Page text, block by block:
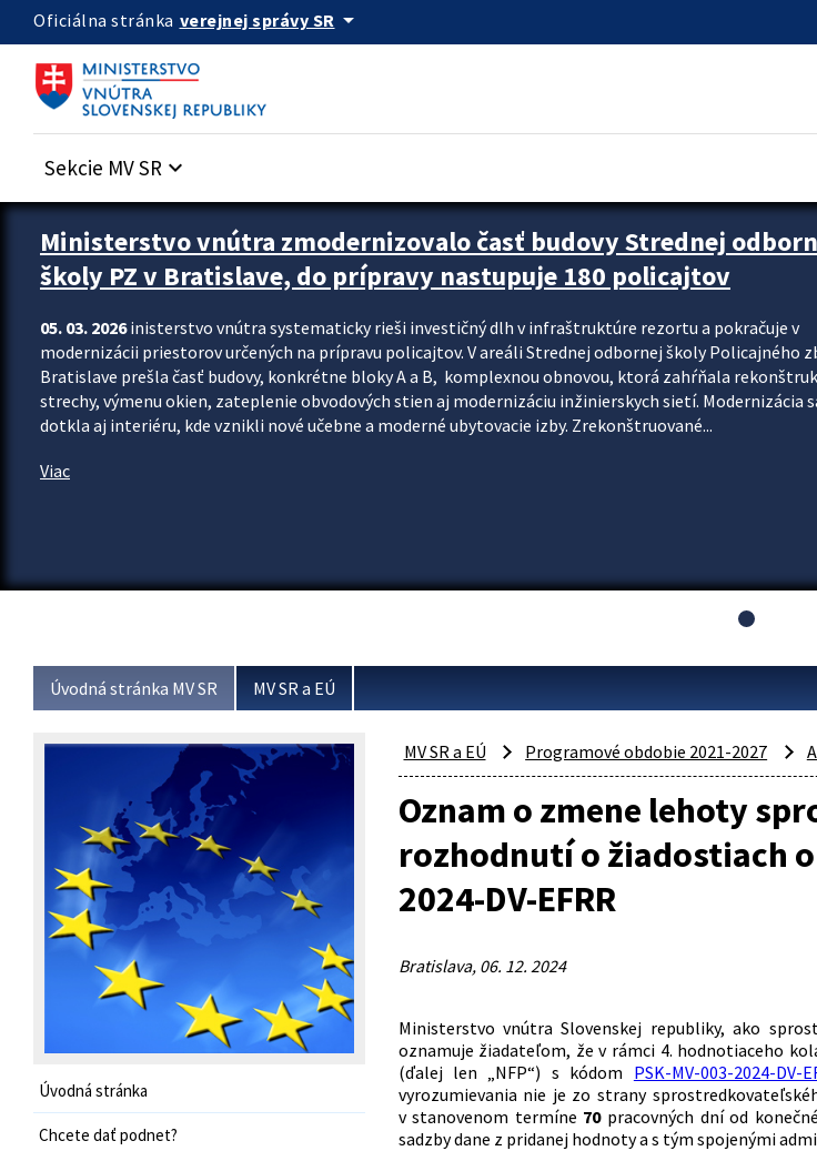
Preskocit na hlavný obsah
Oficiálna stránka verejnej správy SR arrow_drop_down
Sekcie MV SR keyboard_arrow_down
Ministerstvo vnútra zmodernizovalo časť budovy Strednej
školy PZ v Bratislave, do prípravy nastupuje 180 policajtov
05. 03. 2026inisterstvo vnútra systematicky rieši investičný dlh v infraštruktúre rezortu a pokračuje v
modernizácii priestorov určených na prípravu policajtov. V areáli Strednej odbornej školy Policajného
Bratislave prešla časť budovy, konkrétne bloky A a B, komplexnou obnovou, ktorá zahŕňala
strechy, výmenu okien, zateplenie obvodových stien aj modernizáciu inžinierskych sietí. Modernizácia
dotkla aj interiéru, kde vznikli nové učebne a moderné ubytovacie izby. Zrekonštruované...
Viac
Úvodná stránka MV SR MV SR a EÚ
Úvodná stránka
Chcete dať podnet?
MV SR a EÚ Programové obdobie 2021-2027
Oznam o zmene lehoty
rozhodnutí o žiadostiach
2024-DV-EFRR
Bratislava, 06. 12. 2024
Ministerstvo vnútra Slovenskej republiky, ako
oznamuje žiadateľom, že v rámci 4. hodnotiaceho
(ďalej len „NFP“) s kódom PSK-MV-003-2024-DV-
vyrozumievania nie je zo strany
v stanovenom termíne 70pracovných dní od
sadzby dane z pridanej hodnoty a s tým spojenými